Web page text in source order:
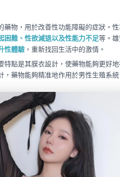
藥物，用於改善性功能障礙的症狀。
困難、性欲減退以及性能力不足等。
性體驗 ，重新找回生活中的激情。
特點是其膜衣設計，使藥物能夠更好
，藥物能夠精准地作用於男性生殖系